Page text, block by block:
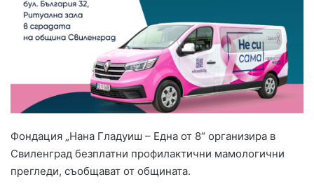
Фондация „Нана Гладуиш – Една от 8“ организира в
Свиленград безплатни профилактични мамологични
прегледи, съобщават от общината.